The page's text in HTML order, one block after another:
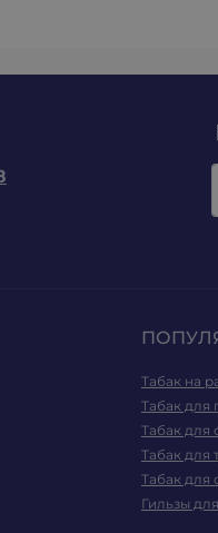
Табак на
Табак для
Табак для
Табак для
Табак для
Гильзы